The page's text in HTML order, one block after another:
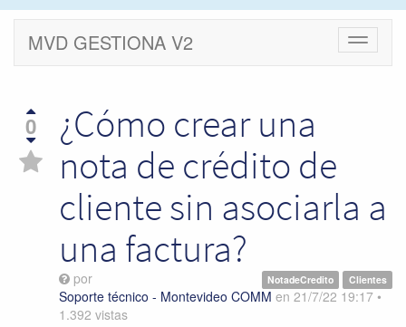
Cambiar
MVD GESTIONA V2
0
¿Cómo crear una
nota de crédito de
cliente sin asociarla a
una factura?
NotadeCredito Clientes
por
Soporte técnico - Montevideo COMM en 21/7/22 19:17 •
1.392 vistas